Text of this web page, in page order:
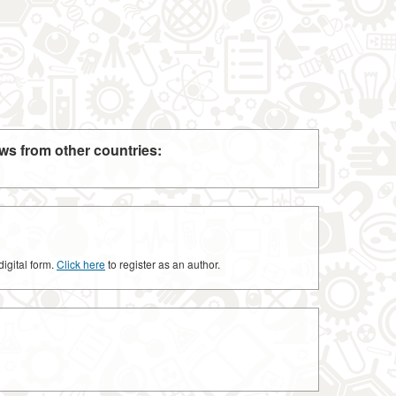
from other countries:
form. Click hereto register as an author.